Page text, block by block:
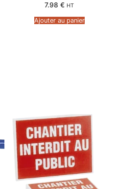
7.98 € HT
Ajouter au panier